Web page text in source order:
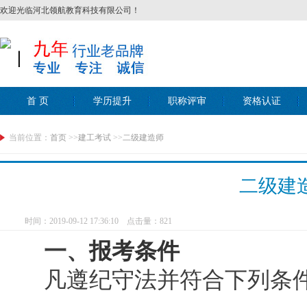
欢迎光临河北领航教育科技有限公司！
首 页 学历提升 职称评审 资格认证
当前位置： 首页 >>建工考试 >>二级建造师
二级建
时间：2019-09-12 17:36:10 点击量： 821
一、报考条件
凡遵纪守法并符合下列条